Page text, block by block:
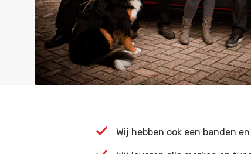
Wij hebben ook een banden